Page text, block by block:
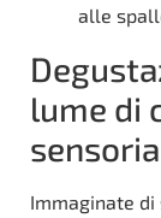
alle
lume di
Immaginate di